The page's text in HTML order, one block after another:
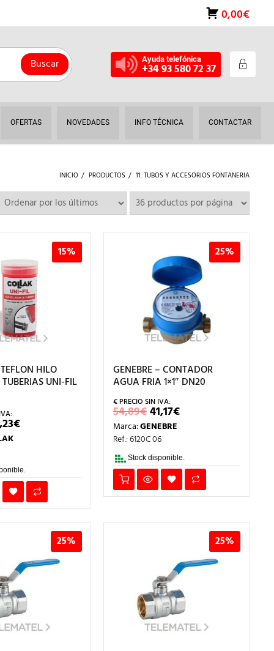
0,00€
Buscar Ayuda telefónica
+34 93 580 72 37
OFERTAS NOVEDADES INFO TÉCNICA CONTACTAR
INICIO PRODUCTOS 11. TUBOS Y ACCESORIOS FONTANERIA
15%
HILO
UNI-FIL
€EL
PRECIO
25%
GENEBRE – CONTADOR
AGUA FRIA 1×1″ DN20
54,89€EL
PRECIO
ORIGINAL
ERA:
54,89€.
41,17€EL
PRECIO
Marca:GENEBRE
Ref.: 6120C 06
Stock disponible.
25% 25%